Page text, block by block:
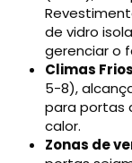
de vidro
gerenciar o
Climas Frios
5-8),
para portas
calor.
Zonas de